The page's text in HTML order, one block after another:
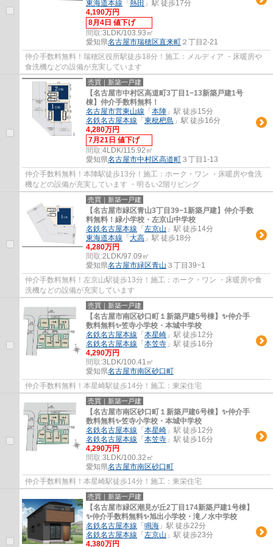
東海道本線 「 熱田 」駅 徒歩17分
4,190万円
8月4日 値下げ
間取:3LDK/103.93㎡
愛知県名古屋市瑞穂区直来町 ２丁目2-21
仲介手数料無料！瑞穂区役所駅徒歩18分！施工：メルディア ・床暖房や
食洗機などの設備が充実しています
売買｜新築一戸建
【名古屋市中村区高道町3丁目1−13新築戸建1号
棟】仲介手数料無料！
名古屋市営東山線 「 本陣 」駅 徒歩15分
名鉄名古屋本線 「 東枇杷島 」駅 徒歩16分
4,280万円
7月21日 値下げ
間取:4LDK/115.92㎡
愛知県名古屋市中村区高道町 ３丁目1-13
仲介手数料無料！本陣駅徒歩13分！施工：ホーク・ワン ・床暖房や食洗
機などの設備が充実しています ・明るい2階リビング
売買｜新築一戸建
【名古屋市緑区青山3丁目39−1新築戸建】仲介手数
料無料！緑小学校・左京山中学校
名鉄名古屋本線 「 左京山 」駅 徒歩14分
東海道本線 「 大高 」駅 徒歩18分
4,280万円
間取:2LDK/97.09㎡
愛知県名古屋市緑区青山 ３丁目39−1
仲介手数料無料！左京山駅徒歩13分！施工：ホーク・ワン ・床暖房や食
洗機などの設備が充実しています
売買｜新築一戸建
【名古屋市南区砂口町１新築戸建5号棟】✨️仲介手
数料無料✨️笠寺小学校・本城中学校
名鉄名古屋本線 「 本星崎 」駅 徒歩12分
名鉄名古屋本線 「 本笠寺 」駅 徒歩16分
4,290万円
間取:3LDK/100.41㎡
愛知県名古屋市南区砂口町
仲介手数料無料！本星崎駅徒歩14分！施工：東栄住宅
売買｜新築一戸建
【名古屋市南区砂口町１新築戸建6号棟】✨️仲介手
数料無料✨️笠寺小学校・本城中学校
名鉄名古屋本線 「 本星崎 」駅 徒歩12分
名鉄名古屋本線 「 本笠寺 」駅 徒歩16分
4,290万円
間取:3LDK/100.32㎡
愛知県名古屋市南区砂口町
仲介手数料無料！本星崎駅徒歩14分！施工：東栄住宅
売買｜新築一戸建
【名古屋市緑区潮見が丘2丁目174新築戸建1号棟】
✨️仲介手数料無料✨️旭出小学校・滝ノ水中学校
名鉄名古屋本線 「 鳴海 」駅 徒歩22分
名鉄名古屋本線 「 左京山 」駅 徒歩23分
4,380万円